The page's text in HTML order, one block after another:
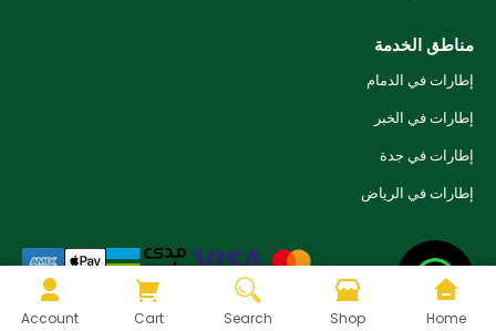
مناطق الخدمة
إطارات في الدمام
إطارات في الخبر
إطارات في جدة
إطارات في الرياض
Home
Shop
Search
Cart
Account